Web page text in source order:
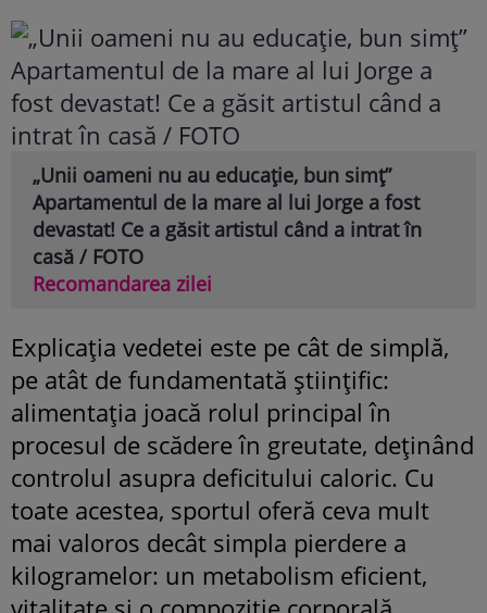
„Unii oameni nu au educație, bun simț”
Apartamentul de la mare al lui Jorge a fost
devastat! Ce a găsit artistul când a intrat în
casă / FOTO
Recomandarea zilei
Explicația vedetei este pe cât de simplă,
pe atât de fundamentată științific:
alimentația joacă rolul principal în
procesul de scădere în greutate, deținând
controlul asupra deficitului caloric. Cu
toate acestea, sportul oferă ceva mult
mai valoros decât simpla pierdere a
kilogramelor: un metabolism eficient,